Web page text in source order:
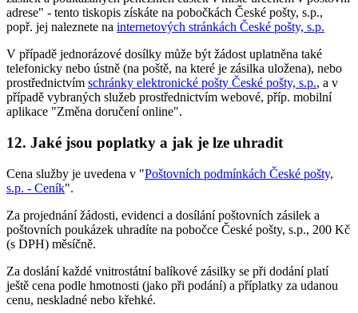
adrese" - tento tiskopis získáte na pobočkách České pošty, s.p.,
popř. jej naleznete na internetových stránkách České pošty, s.p.
V případě jednorázové dosílky může být žádost uplatněna také
telefonicky nebo ústně (na poště, na které je zásilka uložena), nebo
prostřednictvím schránky elektronické pošty České pošty, s.p., a v
případě vybraných služeb prostřednictvím webové, příp. mobilní
aplikace "Změna doručení online".
12. Jaké jsou poplatky a jak je lze uhradit
Cena služby je uvedena v "Poštovních podmínkách České pošty,
s.p. - Ceník".
Za projednání žádosti, evidenci a dosílání poštovních zásilek a
poštovních poukázek uhradíte na pobočce České pošty, s.p., 200 Kč
(s DPH) měsíčně.
Za doslání každé vnitrostátní balíkové zásilky se při dodání platí
ještě cena podle hmotnosti (jako při podání) a příplatky za udanou
cenu, neskladné nebo křehké.